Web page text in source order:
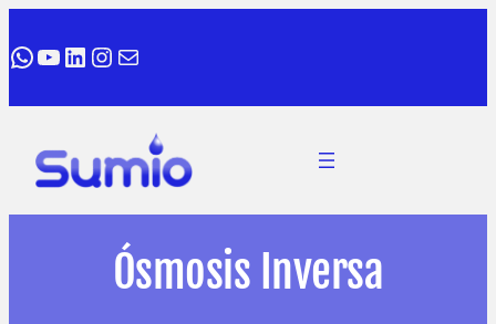
WhatsApp
YouTube
LinkedIn
Instagram
Correo electrónico
Ósmosis Inversa